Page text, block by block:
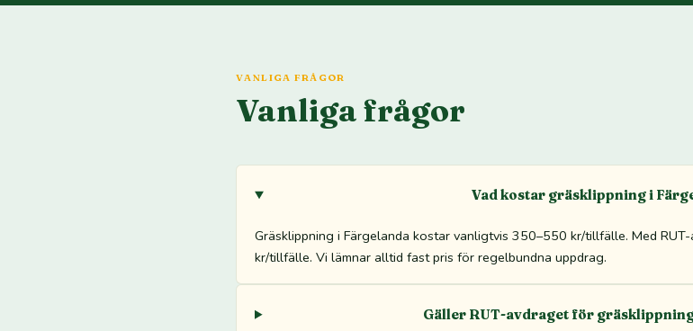
VANLIGA FRÅGOR
Vanliga frågor
Vad kostar gräsklippning i
Gräsklippning i Färgelanda kostar vanligtvis 350–550 kr/tillfälle. Med
kr/tillfälle. Vi lämnar alltid fast pris för regelbundna uppdrag.
Gäller RUT-avdraget för